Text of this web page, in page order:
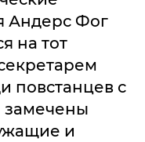
Андерс Фог
на тот
повстанцев с
замечены
и